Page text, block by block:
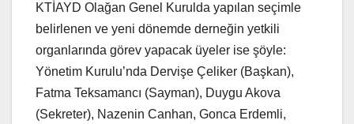
KTİAYD Olağan Genel Kurulda yapılan seçimle
belirlenen ve yeni dönemde derneğin yetkili
organlarında görev yapacak üyeler ise şöyle:
Yönetim Kurulu’nda Dervişe Çeliker (Başkan),
Fatma Teksamancı (Sayman), Duygu Akova
(Sekreter), Nazenin Canhan, Gonca Erdemli,